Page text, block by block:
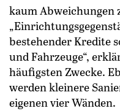
kaum Abweichungen
bestehender Kredite
und Fahrzeuge“,
häufigsten Zwecke.
werden kleinere
eigenen vier Wänden.